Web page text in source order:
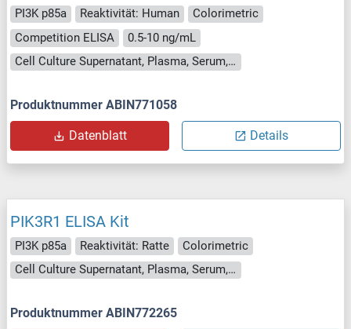
PI3K p85a Reaktivität: Human
Colorimetric
Competition ELISA
0.5-10 ng/mL
Cell Culture Supernatant, Plasma, Serum, Tissue Homogenate
Produktnummer ABIN771058
Datenblatt Details
PIK3R1 ELISA Kit
PI3K p85a Reaktivität: Ratte
Colorimetric
Cell Culture Supernatant, Plasma, Serum, Tissue Homogenate
Produktnummer ABIN772265